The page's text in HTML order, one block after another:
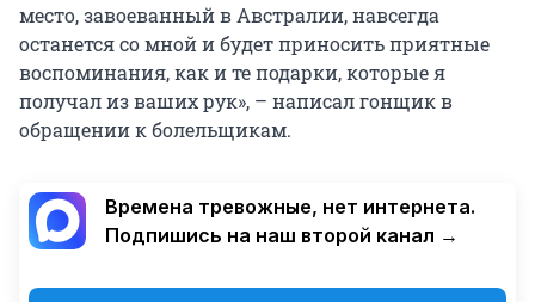
место, завоеванный в Австралии, навсегда
останется со мной и будет приносить приятные
воспоминания, как и те подарки, которые я
получал из ваших рук», – написал гонщик в
обращении к болельщикам.
Времена тревожные, нет интернета.
Подпишись на наш второй канал →